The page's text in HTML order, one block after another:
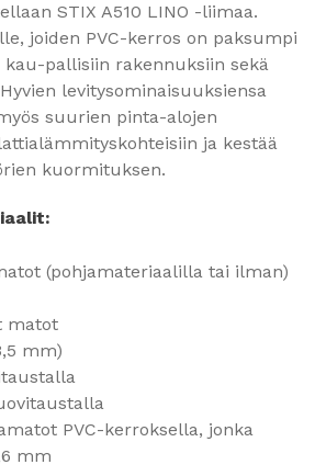
STIX A510 LINO -liimaa.
joiden PVC-kerros on paksumpi
pallisiin rakennuksiin sekä
levitysominaisuuksiensa
suurien pinta-alojen
ja kestää
kuormituksen.
(pohjamateriaalilla tai ilman)
matot
mm)
PVC-kerroksella, jonka
mm